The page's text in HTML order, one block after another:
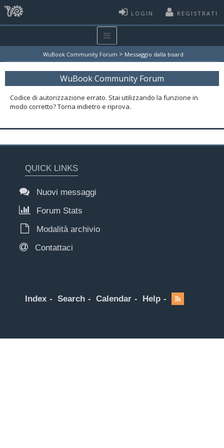
LOGIN REGISTRATI
WuBook Community Forum > Messaggio dalla board
WuBook Community Forum
Codice di autorizzazione errato. Stai utilizzando la funzione in
modo corretto? Torna indietro e riprova.
QUICK LINKS
Nuovi messaggi
Forum Stats
Modalità archivio
Contattaci
Index Search Calendar Help